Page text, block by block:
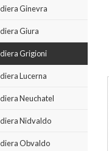
Ginevra
Giura
Grigioni
Lucerna
Neuchatel
Nidvaldo
Obvaldo